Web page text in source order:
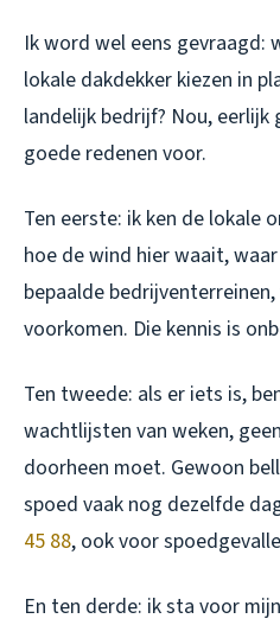
Ik word wel eens gevraagd:
lokale dakdekker kiezen in
landelijk bedrijf? Nou, eerlijk
goede redenen voor.
Ten eerste: ik ken de lokale
hoe de wind hier waait,
bepaalde
voorkomen. Die kennis is
Ten tweede: als er iets is,
wachtlijsten van weken,
doorheen moet. Gewoon
spoed vaak nog dezelfde
45 88, ook voor
En ten derde: ik sta voor